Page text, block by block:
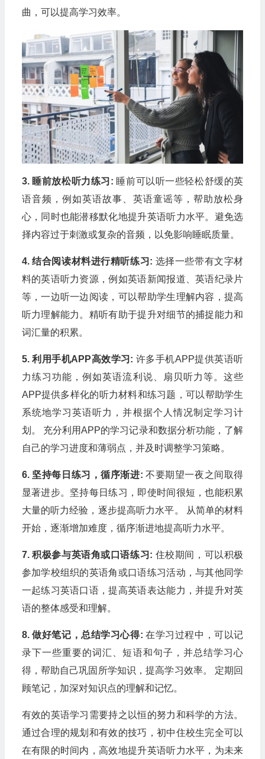
曲，可以提高学习效率。
3. 睡前放松听力练习: 睡前可以听一些轻松舒缓的英
语音频，例如英语故事、英语童谣等，帮助放松身
心，同时也能潜移默化地提升英语听力水平。避免选
择内容过于刺激或复杂的音频，以免影响睡眠质量。
4. 结合阅读材料进行精听练习: 选择一些带有文字材
料的英语听力资源，例如英语新闻报道、英语纪录片
等，一边听一边阅读，可以帮助学生理解内容，提高
听力理解能力。精听有助于提升对细节的捕捉能力和
词汇量的积累。
5. 利用手机APP高效学习: 许多手机APP提供英语听
力练习功能，例如英语流利说、扇贝听力等。这些
APP提供多样化的听力材料和练习题，可以帮助学生
系统地学习英语听力，并根据个人情况制定学习计
划。 充分利用APP的学习记录和数据分析功能，了解
自己的学习进度和薄弱点，并及时调整学习策略。
6. 坚持每日练习，循序渐进: 不要期望一夜之间取得
显著进步。坚持每日练习，即使时间很短，也能积累
大量的听力经验，逐步提高听力水平。 从简单的材料
开始，逐渐增加难度，循序渐进地提高听力水平。
7. 积极参与英语角或口语练习: 住校期间，可以积极
参加学校组织的英语角或口语练习活动，与其他同学
一起练习英语口语，提高英语表达能力，并提升对英
语的整体感受和理解。
8. 做好笔记，总结学习心得: 在学习过程中，可以记
录下一些重要的词汇、短语和句子，并总结学习心
得，帮助自己巩固所学知识，提高学习效率。 定期回
顾笔记，加深对知识点的理解和记忆。
有效的英语学习需要持之以恒的努力和科学的方法。
通过合理的规划和有效的技巧，初中住校生完全可以
在有限的时间内，高效地提升英语听力水平，为未来